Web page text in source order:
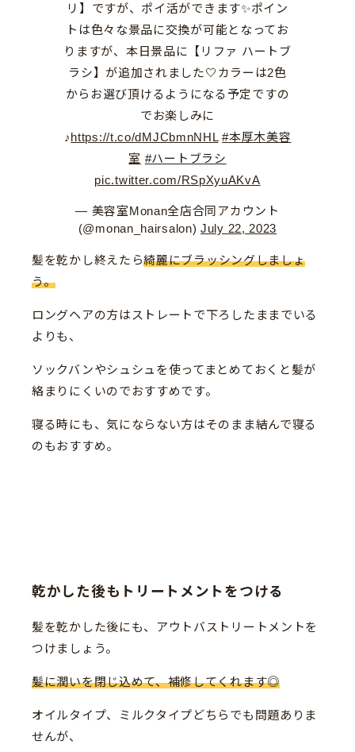
リ】ですが、ポイ活ができます✨ポイン
トは色々な景品に交換が可能となってお
りますが、本日景品に【リファ ハートブ
ラシ】が追加されました🤍カラーは2色
からお選び頂けるようになる予定ですの
でお楽しみに
♪https://t.co/dMJCbmnNHL #本厚木美容
室 #ハートブラシ
pic.twitter.com/RSpXyuAKvA
— 美容室Monan全店合同アカウント
(@monan_hairsalon)July 22, 2023
髪を乾かし終えたら綺麗にブラッシングしましょ
う。
ロングヘアの方はストレートで下ろしたままでいる
よりも、
ソックバンやシュシュを使ってまとめておくと髪が
絡まりにくいのでおすすめです。
寝る時にも、気にならない方はそのまま結んで寝る
のもおすすめ。
乾かした後もトリートメントをつける
髪を乾かした後にも、アウトバストリートメントを
つけましょう。
髪に潤いを閉じ込めて、補修してくれます◎
オイルタイプ、ミルクタイプどちらでも問題ありま
せんが、